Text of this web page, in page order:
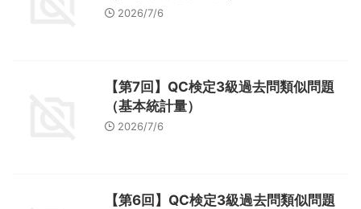
2026/7/6
【第7回】QC検定3級過去問類似問題
（基本統計量）
2026/7/6
【第6回】QC検定3級過去問類似問題